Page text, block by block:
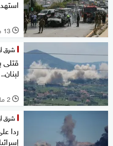
l 13 مايو 2026
شرق
قتلى
لبنان..
l 2 مايو 2026
شرق
ردا